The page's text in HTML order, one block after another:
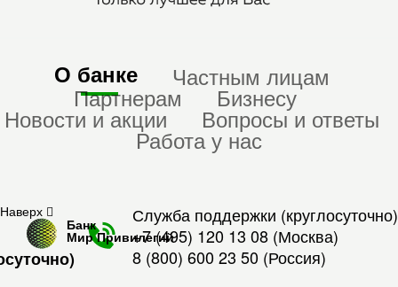
О банке Частным лицам
Партнерам Бизнесу
Новости и акции Вопросы и ответы
Работа у нас
Служба поддержки (круглосуточно)
+7 (495) 120 13 08 (Москва)
8 (800) 600 23 50 (Россия)
Наверх
Банк
Мир Привилегий